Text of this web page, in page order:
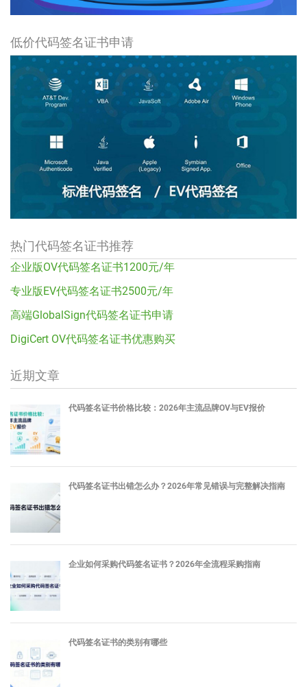
低价代码签名证书申请
热门代码签名证书推荐
企业版OV代码签名证书1200元/年
专业版EV代码签名证书2500元/年
高端GlobalSign代码签名证书申请
DigiCert OV代码签名证书优惠购买
近期文章
代码签名证书价格比较：2026年主流品牌OV与EV报价
代码签名证书出错怎么办？2026年常见错误与完整解决指南
企业如何采购代码签名证书？2026年全流程采购指南
代码签名证书的类别有哪些